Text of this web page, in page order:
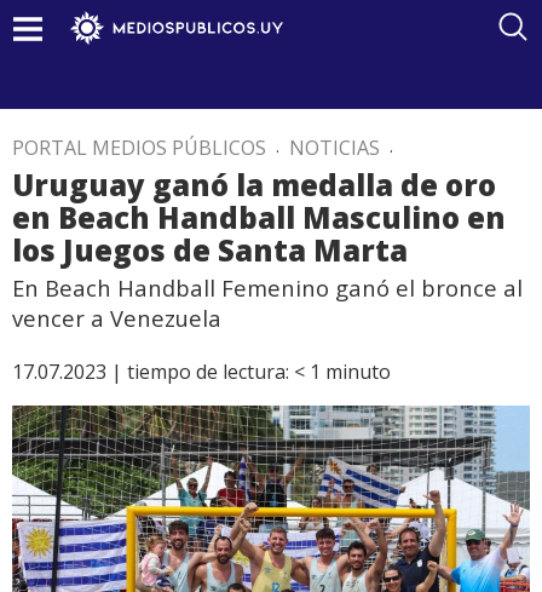
PORTAL MEDIOS PÚBLICOS . NOTICIAS .
Uruguay ganó la medalla de oro
en Beach Handball Masculino en
los Juegos de Santa Marta
En Beach Handball Femenino ganó el bronce al
vencer a Venezuela
17.07.2023 | tiempo de lectura: < 1 minuto